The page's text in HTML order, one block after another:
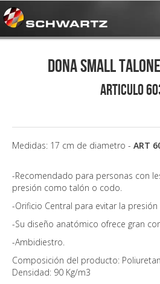
Confort
Contactanos
Dona Small
ARTICULO
Medidas: 17 cm de diametro - ART
-Recomendado para personas con
presión como talón o codo.
-Orificio Central para evitar la
-Su diseño anatómico ofrece gran
-Ambidiestro.
Composición del producto:
Densidad: 90 Kg/m3